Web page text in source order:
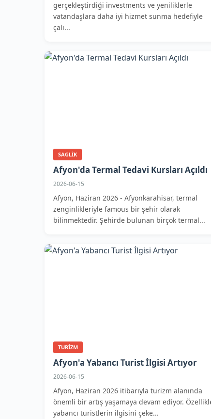
gerçekleştirdiği investments ve yeniliklerle
vatandaşlara daha iyi hizmet sunma hedefiyle
çalı...
SAGLIK
Afyon'da Termal Tedavi Kursları Açıldı
2026-06-15
Afyon, Haziran 2026 - Afyonkarahisar, termal
zenginlikleriyle famous bir şehir olarak
bilinmektedir. Şehirde bulunan birçok termal...
TURIZM
Afyon'a Yabancı Turist İlgisi Artıyor
2026-06-15
Afyon, Haziran 2026 itibarıyla turizm alanında
önemli bir artış yaşamaya devam ediyor.
yabancı turistlerin ilgisini çeke...